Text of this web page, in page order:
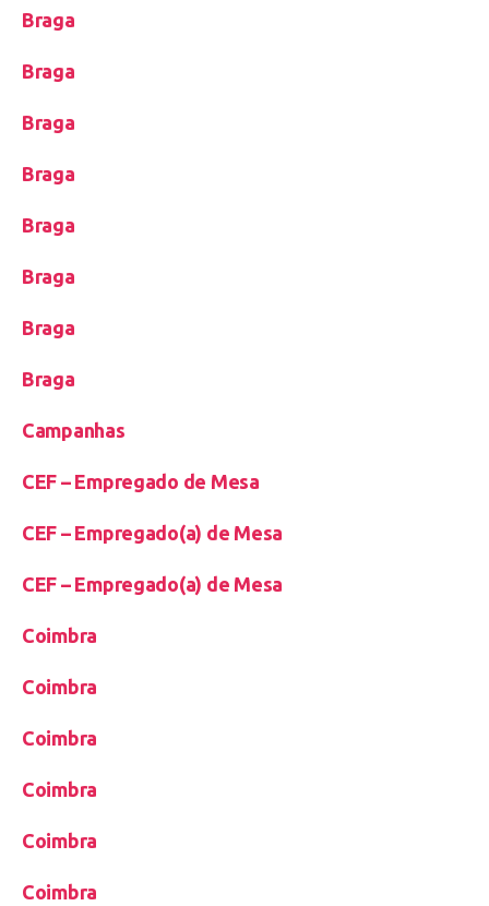
Braga
Braga
Braga
Braga
Braga
Braga
Braga
Braga
Campanhas
CEF – Empregado de Mesa
CEF – Empregado(a) de Mesa
CEF – Empregado(a) de Mesa
Coimbra
Coimbra
Coimbra
Coimbra
Coimbra
Coimbra